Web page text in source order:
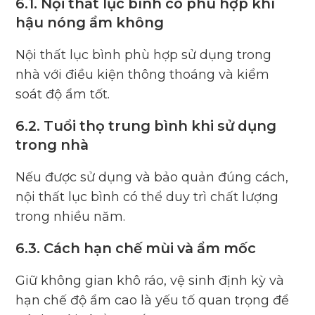
6.1. Nội thất lục bình có phù hợp khí
hậu nóng ẩm không
Nội thất lục bình phù hợp sử dụng trong
nhà với điều kiện thông thoáng và kiểm
soát độ ẩm tốt.
6.2. Tuổi thọ trung bình khi sử dụng
trong nhà
Nếu được sử dụng và bảo quản đúng cách,
nội thất lục bình có thể duy trì chất lượng
trong nhiều năm.
6.3. Cách hạn chế mùi và ẩm mốc
Giữ không gian khô ráo, vệ sinh định kỳ và
hạn chế độ ẩm cao là yếu tố quan trọng để